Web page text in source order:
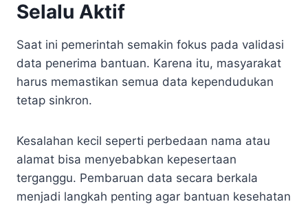
Selalu Aktif
Saat ini pemerintah semakin fokus pada validasi
data penerima bantuan. Karena itu, masyarakat
harus memastikan semua data kependudukan
tetap sinkron.
Kesalahan kecil seperti perbedaan nama atau
alamat bisa menyebabkan kepesertaan
terganggu. Pembaruan data secara berkala
menjadi langkah penting agar bantuan kesehatan